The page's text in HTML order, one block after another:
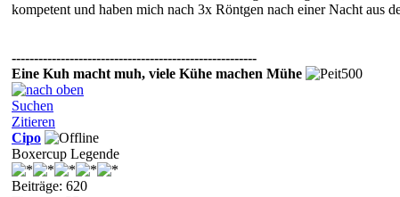
kompetent und haben mich nach 3x Röntgen nach einer Nacht aus
-------------------------------------------------------
Eine Kuh macht muh, viele Kühe machen Mühe
Suchen
Zitieren
Cipo
Boxercup Legende
Beiträge: 620